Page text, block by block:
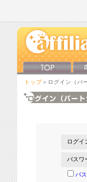
トップ ＞ログイン（パ
ログイ
パスワ
パ